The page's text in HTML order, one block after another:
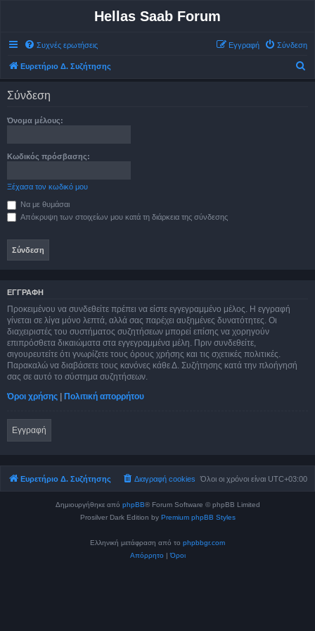
Hellas Saab Forum
Συχνές ερωτήσεις Σύνδεση
Εγγραφή
Ευρετήριο Δ. Συζήτησης
Σύνδεση
Όνομα μέλους:
Κωδικός πρόσβασης:
Ξέχασα τον κωδικό μου
Να με θυμάσαι
Απόκρυψη των στοιχείων μου κατά τη διάρκεια της σύνδεσης
ΕΓΓΡΑΦΉ
Προκειμένου να συνδεθείτε πρέπει να είστε εγγεγραμμένο μέλος. Η εγγραφή
γίνεται σε λίγα μόνο λεπτά, αλλά σας παρέχει αυξημένες δυνατότητες. Οι
διαχειριστές του συστήματος συζητήσεων μπορεί επίσης να χορηγούν
επιπρόσθετα δικαιώματα στα εγγεγραμμένα μέλη. Πριν συνδεθείτε,
σιγουρευτείτε ότι γνωρίζετε τους όρους χρήσης και τις σχετικές πολιτικές.
Παρακαλώ να διαβάσετε τους κανόνες κάθε Δ. Συζήτησης κατά την πλοήγησή
σας σε αυτό το σύστημα συζητήσεων.
Όροι χρήσης | Πολιτική απορρήτου
Εγγραφή
Ευρετήριο Δ. Συζήτησης Όλοι οι χρόνοι είναι UTC+03:00
Διαγραφή cookies
Δημιουργήθηκε από phpBB® Forum Software © phpBB Limited
Prosilver Dark Edition by Premium phpBB Styles
Ελληνική μετάφραση από το phpbbgr.com
Απόρρητο |Όροι